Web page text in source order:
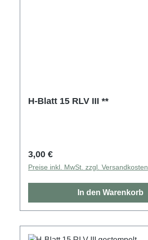
H-Blatt 15 RLV III **
Regulärer Preis:
3,00 €
Preise inkl. MwSt. zzgl. Versandkosten
In den Warenkorb